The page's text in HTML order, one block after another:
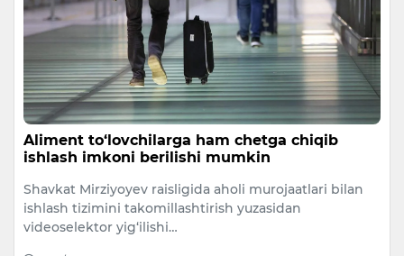
Aliment to‘lovchilarga ham chetga chiqib
ishlash imkoni berilishi mumkin
Shavkat Mirziyoyev raisligida aholi murojaatlari bilan
ishlash tizimini takomillashtirish yuzasidan
videoselektor yig‘ilishi…